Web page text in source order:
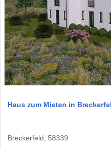
Haus zum Mieten in
Breckerfeld, 58339